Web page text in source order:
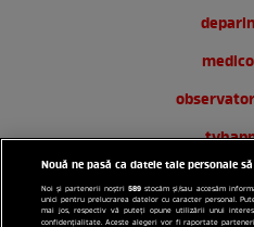
Nouă ne pasă ca datele tale personale
Noi și partenerii noștri589 stocăm și/sau accesăm
unici pentru prelucrarea datelor cu caracter personal.
mai jos, respectiv vă puteți opune utilizării unui
confidențialitate. Aceste alegeri vor fi raportate